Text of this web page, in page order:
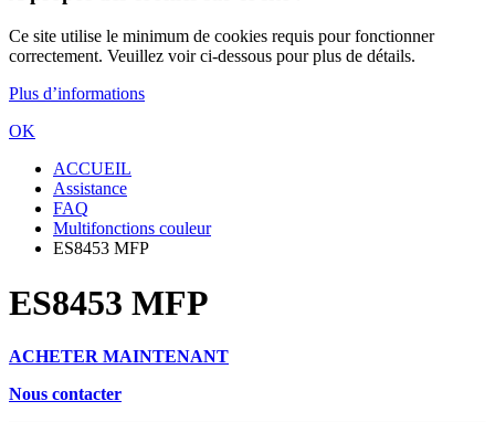
Ce site utilise le minimum de cookies requis pour fonctionner
correctement. Veuillez voir ci-dessous pour plus de détails.
Plus d’informations
OK
ACCUEIL
Assistance
FAQ
Multifonctions couleur
ES8453 MFP
ES8453 MFP
ACHETER MAINTENANT
Nous contacter